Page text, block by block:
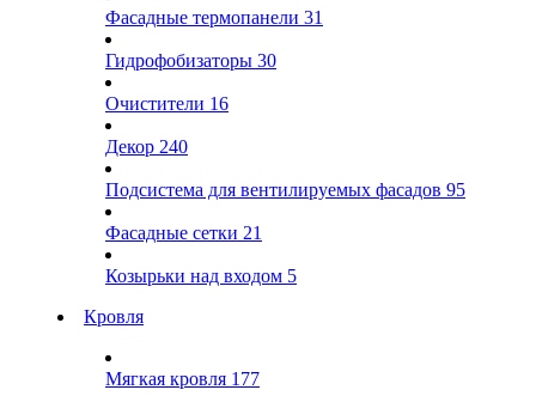
Фасадные термопанели 31
Гидрофобизаторы 30
Очистители 16
Декор 240
Подсистема для вентилируемых фасадов 95
Фасадные сетки 21
Козырьки над входом 5
Кровля
Мягкая кровля 177